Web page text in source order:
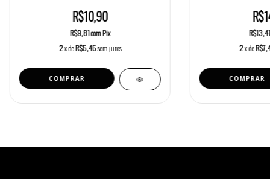
R$10,90
R$9,81comPix
2x deR$5,45sem juros
2x de